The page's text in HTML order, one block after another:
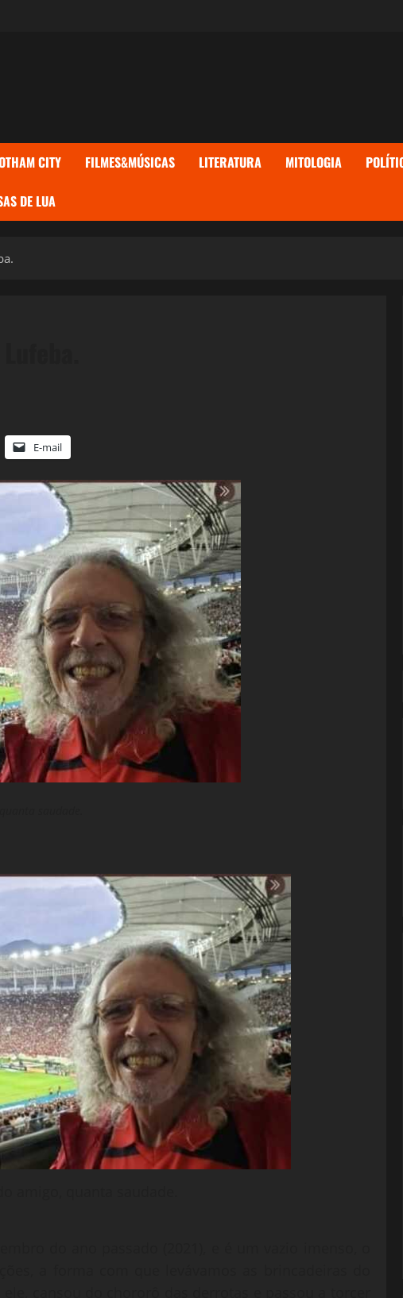
CITY FILMES&MÚSICAS LITERATURA MITOLOGIA
DE LUA
E-mail